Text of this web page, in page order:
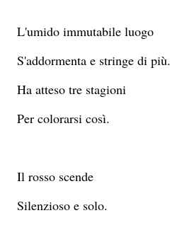
L'umido immutabile luogo
S'addormenta e stringe di più.
Ha atteso tre stagioni
Per colorarsi così.
Il rosso scende
Silenzioso e solo.